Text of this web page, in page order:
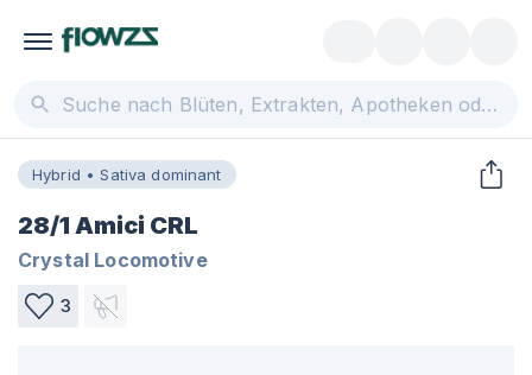
Hybrid • Sativa dominant
28/1 Amici CRL
Crystal Locomotive
3